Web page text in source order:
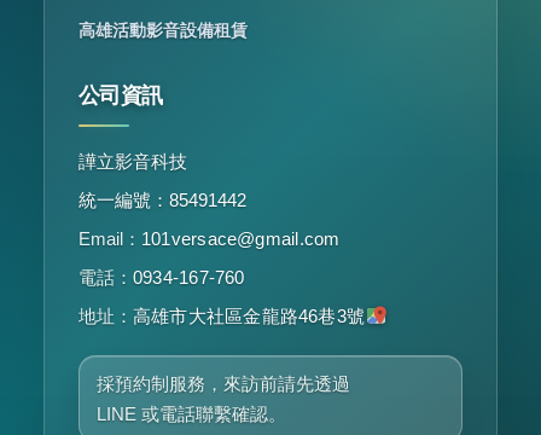
高雄活動影音設備租賃
公司資訊
譁立影音科技
統一編號：85491442
Email： 101versace@gmail.com
電話： 0934-167-760
地址： 高雄市大社區金龍路46巷3號
採預約制服務，來訪前請先透過
LINE 或電話聯繫確認。